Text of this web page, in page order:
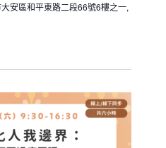
安區和平東路二段66號6樓之一,